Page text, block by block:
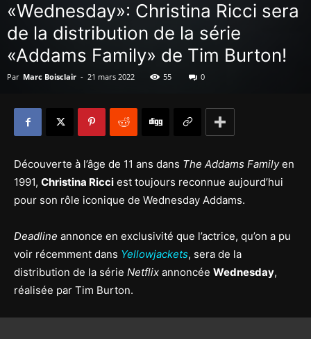
«Wednesday»: Christina Ricci sera
de la distribution de la série
«Addams Family» de Tim Burton!
Par Marc Boisclair - 21 mars 2022 55 0
Découverte à l’âge de 11 ans dans The Addams Familyen
1991, Christina Ricci est toujours reconnue aujourd’hui
pour son rôle iconique de Wednesday Addams.
Deadline annonce en exclusivité que l’actrice, qu’on a pu
voir récemment dans Yellowjackets, sera de la
distribution de la série Netflix annoncée Wednesday,
réalisée par Tim Burton.